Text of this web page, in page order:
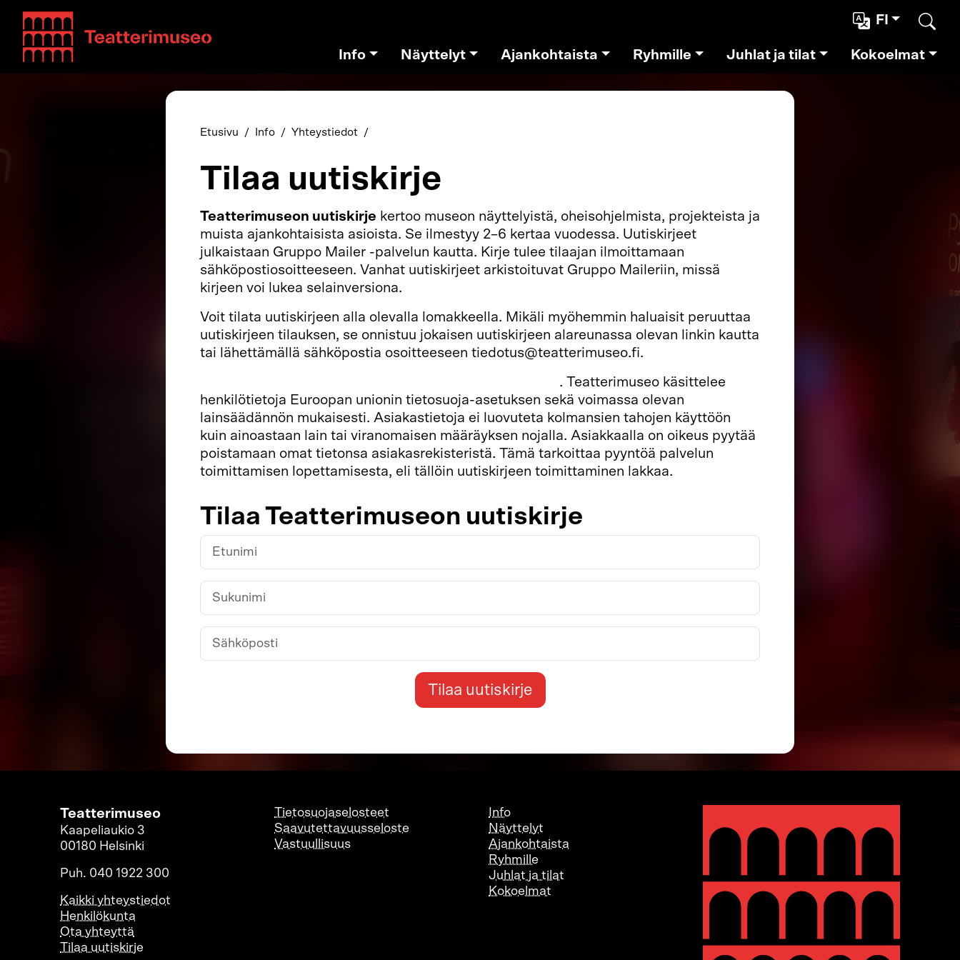
Teatterimuseo FI
Info Näyttelyt Ajankohtaista Ryhmille Juhlat ja tilat Kokoelmat
Etusivu Info Yhteystiedot
Tilaa uutiskirje
Teatterimuseon uutiskirje kertoo museon näyttelyistä, oheisohjelmista, projekteista ja
muista ajankohtaisista asioista. Se ilmestyy 2–6 kertaa vuodessa. Uutiskirjeet
julkaistaan Gruppo Mailer -palvelun kautta. Kirje tulee tilaajan ilmoittamaan
sähköpostiosoitteeseen. Vanhat uutiskirjeet arkistoituvat Gruppo Maileriin, missä
kirjeen voi lukea selainversiona.
Voit tilata uutiskirjeen alla olevalla lomakkeella. Mikäli myöhemmin haluaisit peruuttaa
uutiskirjeen tilauksen, se onnistuu jokaisen uutiskirjeen alareunassa olevan linkin kautta
tai lähettämällä sähköpostia osoitteeseen tiedotus@teatterimuseo.fi.
. Teatterimuseo käsittelee
henkilötietoja Euroopan unionin tietosuoja-asetuksen sekä voimassa olevan
lainsäädännön mukaisesti. Asiakastietoja ei luovuteta kolmansien tahojen käyttöön
kuin ainoastaan lain tai viranomaisen määräyksen nojalla. Asiakkaalla on oikeus pyytää
poistamaan omat tietonsa asiakasrekisteristä. Tämä tarkoittaa pyyntöä palvelun
toimittamisen lopettamisesta, eli tällöin uutiskirjeen toimittaminen lakkaa.
Tilaa Teatterimuseon uutiskirje
Etunimi
Sukunimi
Sähköposti
Tilaa uutiskirje
Teatterimuseo
Kaapeliaukio 3
00180 Helsinki
Puh. 040 1922 300
Kaikki yhteystiedot
Henkilökunta
Ota yhteyttä
Tilaa uutiskirje
Tietosuojaselosteet
Saavutettavuusseloste
Vastuullisuus
Info
Näyttelyt
Ajankohtaista
Ryhmille
Juhlat ja tilat
Kokoelmat